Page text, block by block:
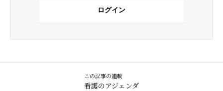
ログイン
この記事の連載
看護のアジェンダ